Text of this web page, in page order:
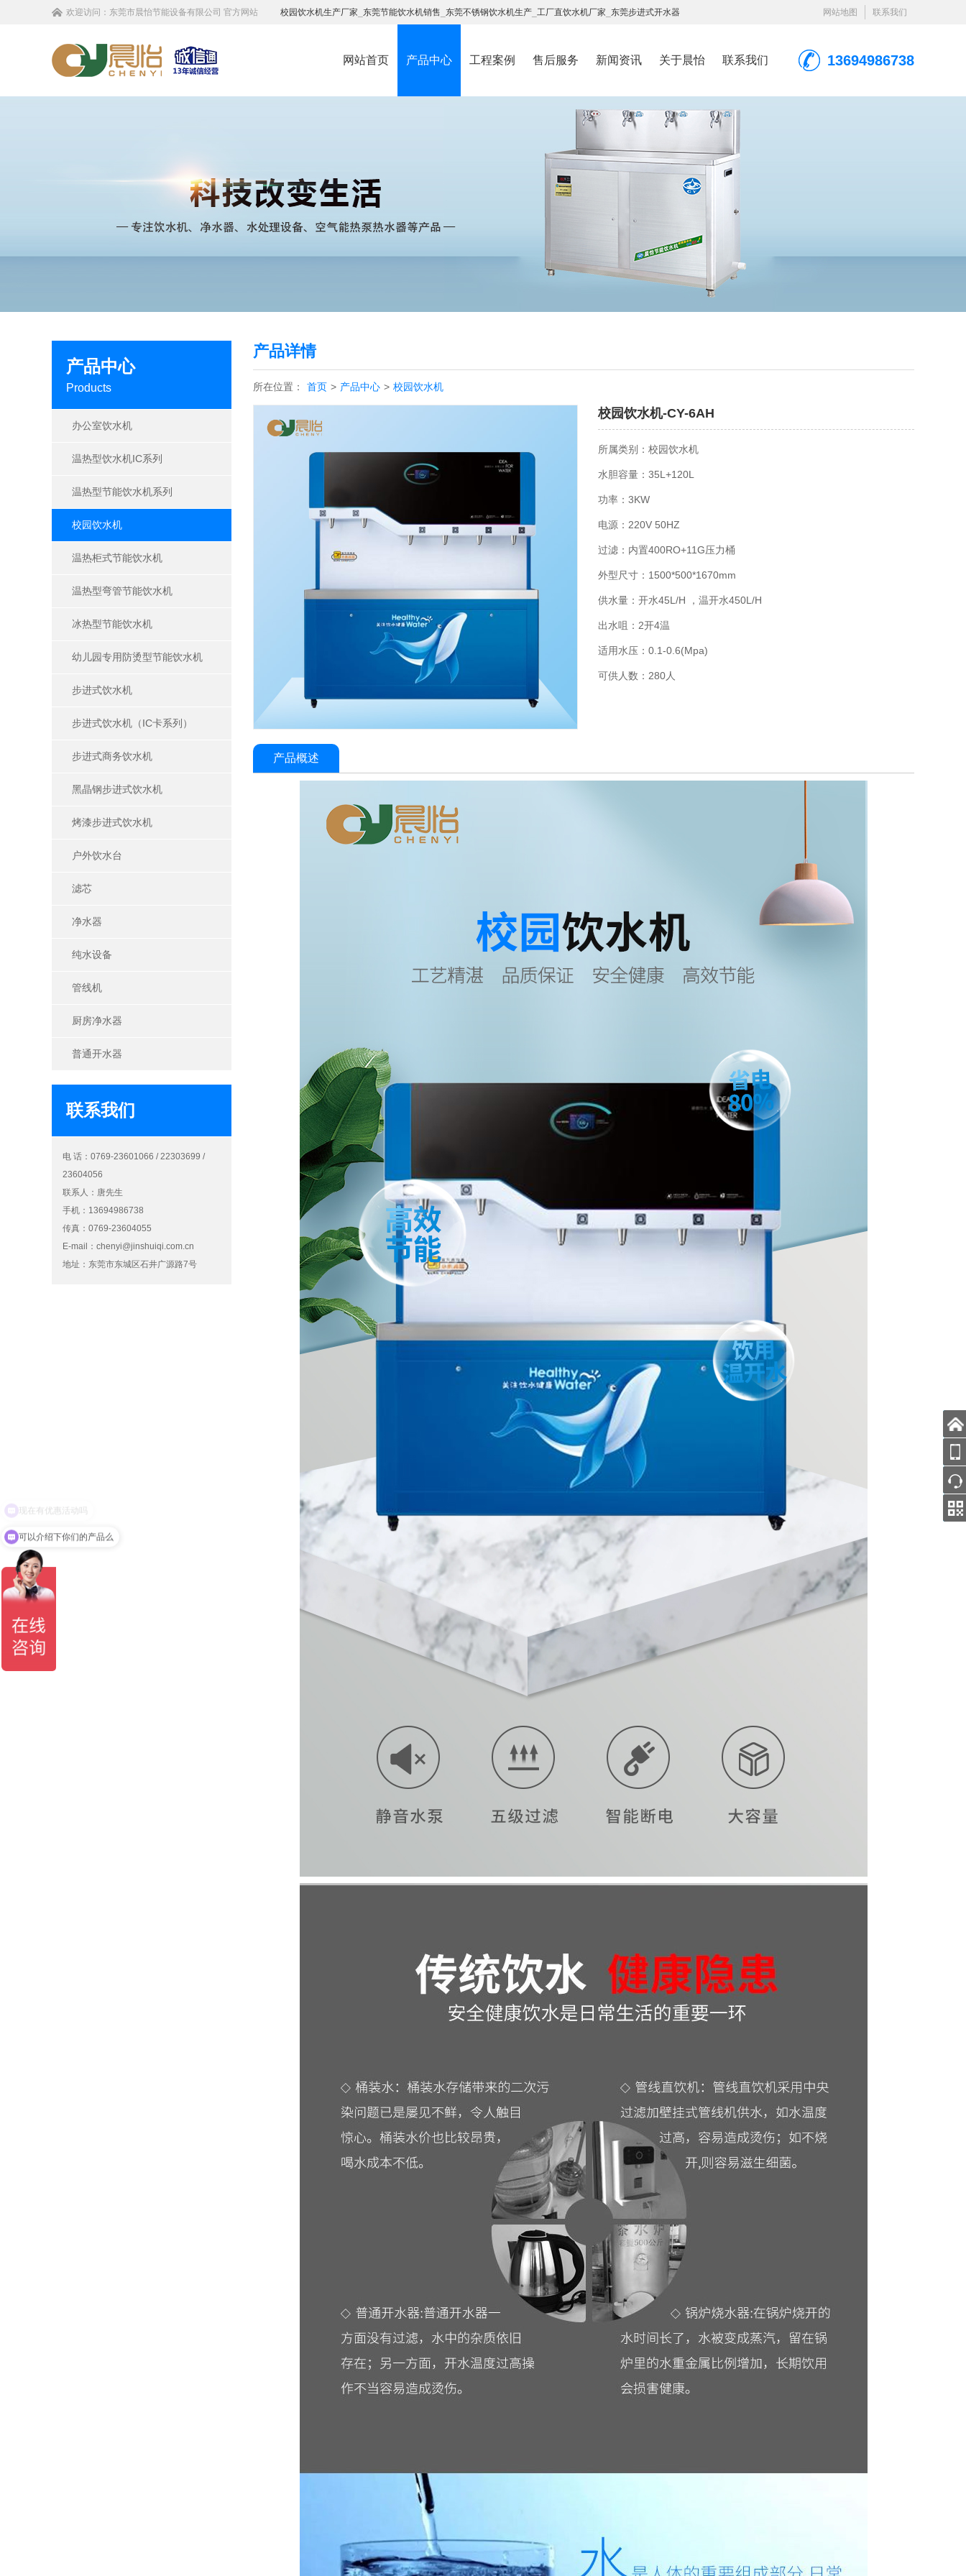
欢迎访问： 东莞市晨怡节能设备有限公司 官方网站 校园饮水机生产厂家 东莞节能饮水机销售 东莞不锈钢饮水机生产 工厂直饮水机厂家 东莞步进式开水器 网站地图 联系我们
网站首页 产品中心 工程案例 售后服务 新闻资讯 关于晨怡 联系我们 13694986738
产品中心
Products
办公室饮水机
温热型饮水机IC系列
温热型节能饮水机系列
校园饮水机
温热柜式节能饮水机
温热型弯管节能饮水机
冰热型节能饮水机
幼儿园专用防烫型节能饮水机
步进式饮水机
步进式饮水机（IC卡系列）
步进式商务饮水机
黑晶钢步进式饮水机
烤漆步进式饮水机
户外饮水台
滤芯
净水器
纯水设备
管线机
厨房净水器
普通开水器
联系我们
电 话：0769-23601066 / 22303699 /
23604056
联系人：唐先生
手机：13694986738
传真：0769-23604055
E-mail： chenyi@jinshuiqi.com.cn
地址：东莞市东城区石井广源路7号
产品详情
所在位置： 首页 > 产品中心 > 校园饮水机
校园饮水机-CY-6AH
所属类别：校园饮水机
水胆容量：35L+120L
功率：3KW
电源：220V 50HZ
过滤：内置400RO+11G压力桶
外型尺寸：1500*500*1670mm
供水量：开水45L/H ，温开水450L/H
出水咀：2开4温
适用水压：0.1-0.6(Mpa)
可供人数：280人
产品概述
可以介绍下你们的产品么